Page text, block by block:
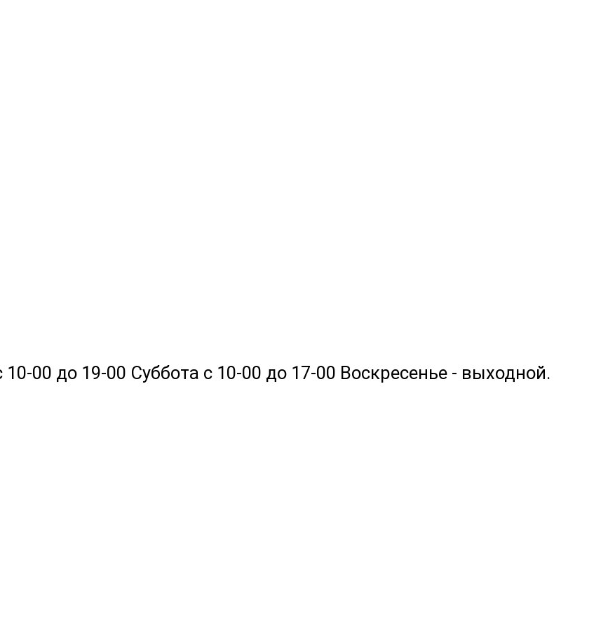
00 до 19-00 Суббота с 10-00 до 17-00 Воскресенье - выходной.